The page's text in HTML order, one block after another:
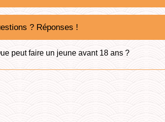
? Réponses !
peut faire un jeune avant 18 ans ?